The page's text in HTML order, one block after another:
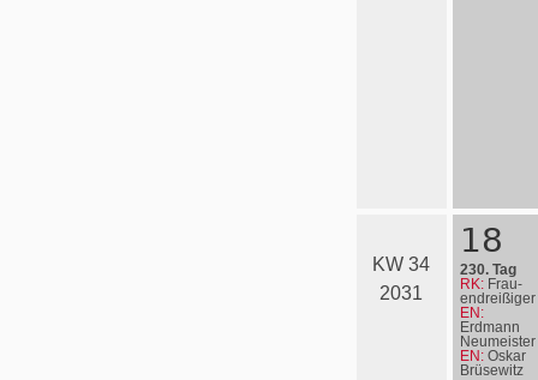
KW 34
2031
18
230. Tag
RK: Frau­
en­drei­ßi­ger
EN:
Erdmann
Neumeister
EN: Oskar
Brüsewitz